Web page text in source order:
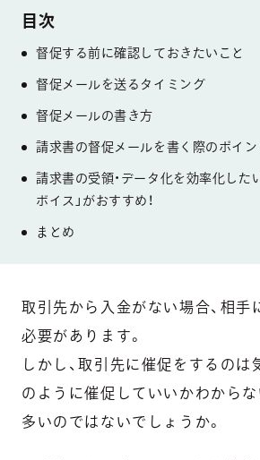
督促する前に確認しておきたいこと
督促メールを送るタイミング
督促メールの書き方
請求書の督促メールを書く際のポイン
請求書の受領・データ化を効率化した
ボイス」がおすすめ！
まとめ
取引先から入金がない場合、 相手
必要があります。
しかし、取引先に催促をするのは
のように催促していいかわから
多いのではないでしょうか。